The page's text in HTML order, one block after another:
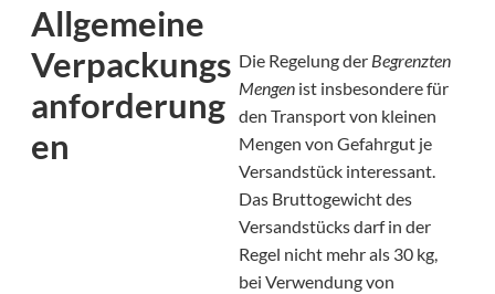
Allgemeine
Verpackungs
anforderung
en
Die Regelung der Begrenzten
Mengen ist insbesondere für
den Transport von kleinen
Mengen von Gefahrgut je
Versandstück interessant.
Das Bruttogewicht des
Versandstücks darf in der
Regel nicht mehr als 30 kg,
bei Verwendung von